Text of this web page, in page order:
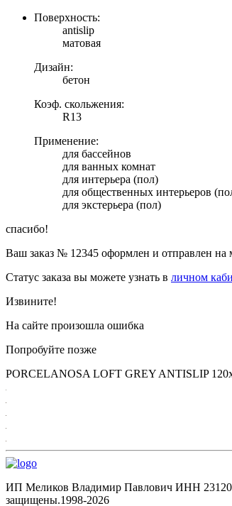
Поверхность:
antislip
матовая
Дизайн:
бетон
Коэф. скольжения:
R13
Применение:
для бассейнов
для ванных комнат
для интерьера (пол)
для общественных интерьеров
для экстерьера (пол)
спасибо!
Ваш заказ № 12345 оформлен и отправлен на
Статус заказа вы можете узнать в личном
Извините!
На сайте произошла ошибка
Попробуйте позже
PORCELANOSA LOFT GREY ANTISLIP
ИП Меликов Владимир Павлович ИНН
защищены.1998‑2026